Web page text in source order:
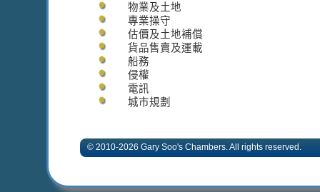
物業及土地
專業操守
估價及土地補償
貨品售賣及運載
船務
侵權
電訊
城市規劃
© 2010-2026 Gary Soo's Chambers. All rights